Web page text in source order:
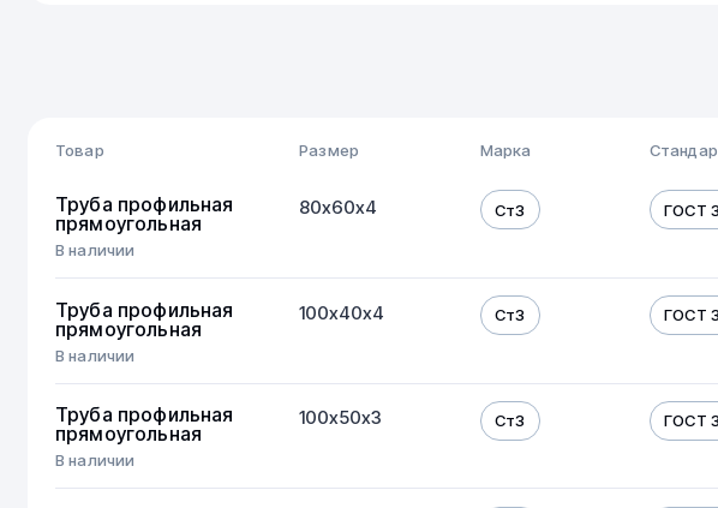
Товар Размер Марка
Труба профильная
прямоугольная
В наличии
80х60х4 Ст3 ГОСТ
Труба профильная
прямоугольная
В наличии
100х40х4 Ст3 ГОСТ
Труба профильная
прямоугольная
В наличии
100х50х3 Ст3 ГОСТ